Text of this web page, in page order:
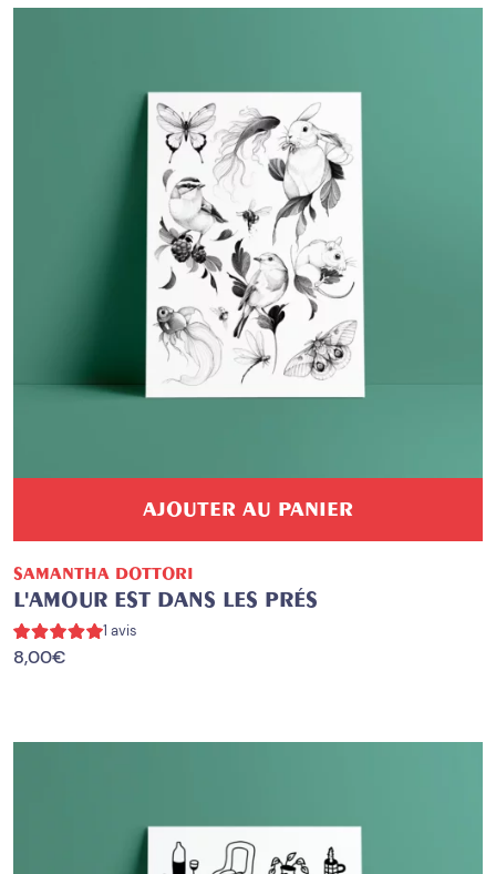
AJOUTER AU PANIER
SAMANTHA DOTTORI
L'AMOUR EST DANS LES PRÉS
1 avis
8,00€